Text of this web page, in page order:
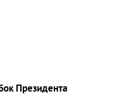
Президента